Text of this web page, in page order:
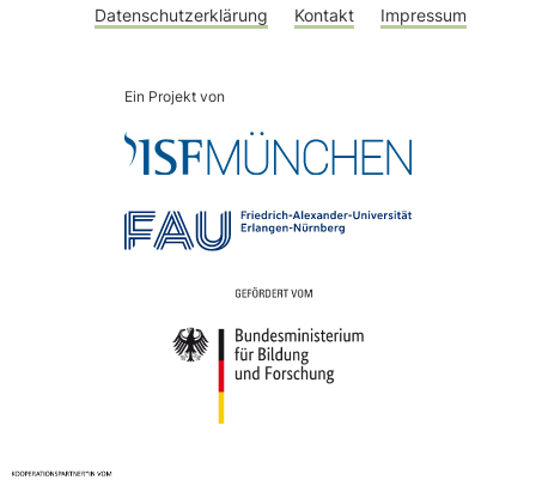
Datenschutzerklärung Kontakt Impressum
Ein Projekt von